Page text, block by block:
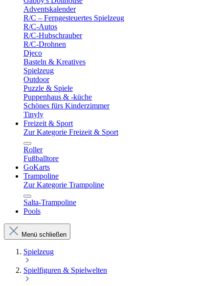
Adventskalender
R/C – Ferngesteuertes Spielzeug
R/C-Autos
R/C-Hubschrauber
R/C-Drohnen
Djeco
Basteln & Kreatives
Spielzeug
Outdoor
Puzzle & Spiele
Puppenhaus & -küche
Schönes fürs Kinderzimmer
Tinyly
Freizeit & Sport
Zur Kategorie Freizeit & Sport
Roller
Fußballtore
GoKarts
Trampoline
Zur Kategorie Trampoline
Salta-Trampoline
Pools
Menü schließen
Spielzeug
Spielfiguren & Spielwelten